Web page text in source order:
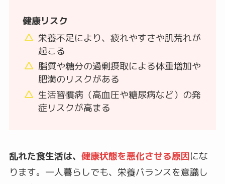
健康リスク
栄養不足により、疲れやすさや肌荒れが
起こる
脂質や糖分の過剰摂取による体重増加や
肥満のリスクがある
生活習慣病（高血圧や糖尿病など）の発
症リスクが高まる
乱れた食生活は、 健康状態を悪化させる原因にな
ります。一人暮らしでも、栄養バランスを意識し